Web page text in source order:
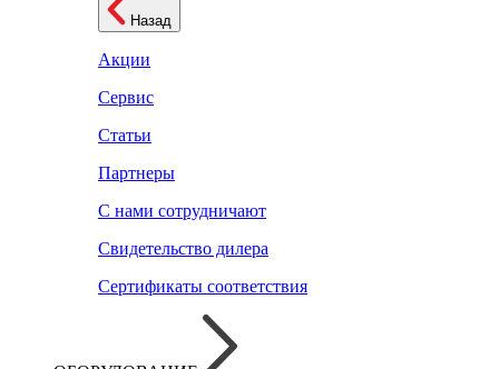
Назад
Акции
Сервис
Статьи
Партнеры
С нами сотрудничают
Свидетельство дилера
Сертификаты соответствия